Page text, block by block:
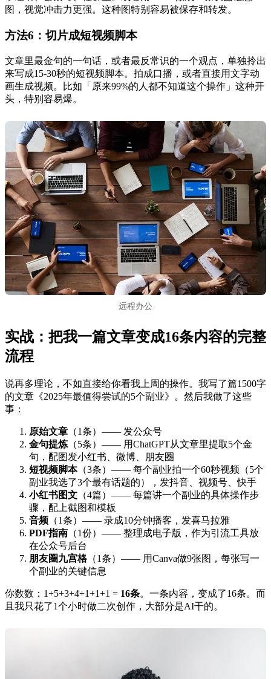
图，视觉冲击力更强。这种图特别容易被保存和转发。
方法6：切片成短视频脚本
文章里最金句的一句话，或者最反常识的一个观点，单独拎出
来写成15-30秒的短视频脚本。拍成口播，或者直接用文字动
画生成视频。比如「原来99%的人都不知道这个操作」这种开
头，特别容易爆。
远程办公
实战：把我一篇文章变成16条内容的完整
流程
说再多理论，不如直接给你看我上周的操作。我写了篇1500字
的文章《2025年最值得尝试的5个副业》。然后我做了这些
事：
原始文章 （1条）—— 发公众号
金句提炼 （5条）—— 用ChatGPT从文章里提取5个金
句，配图发小红书、微博、朋友圈
短视频脚本（3条）—— 每个副业拍一个60秒视频（5个
副业我选了3个最有话题的），发抖音、视频号、快手
小红书图文 （4篇）—— 每篇讲一个副业的具体操作步
骤，配上截图和模板
音频 （1条）—— 录成10分钟播客，发喜马拉雅
PDF指南 （1份）—— 整理成电子版，作为引流工具放
在公众号后台
朋友圈九宫格（1条）—— 用Canva做9张图，每张写一
个副业的关键信息
你数数：1+5+3+4+1+1+1 = 16条。一条内容，变成了16条。而
且我只花了1个小时做二次创作，大部分是AI干的。